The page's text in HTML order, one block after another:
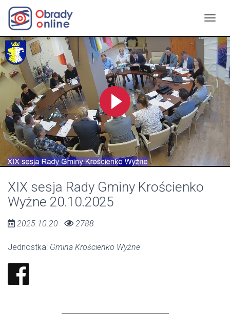
XIX sesja Rady Gminy Krościenko
Wyżne 20.10.2025
2025.10.20 2788
Jednostka: Gmina Krościenko Wyżne